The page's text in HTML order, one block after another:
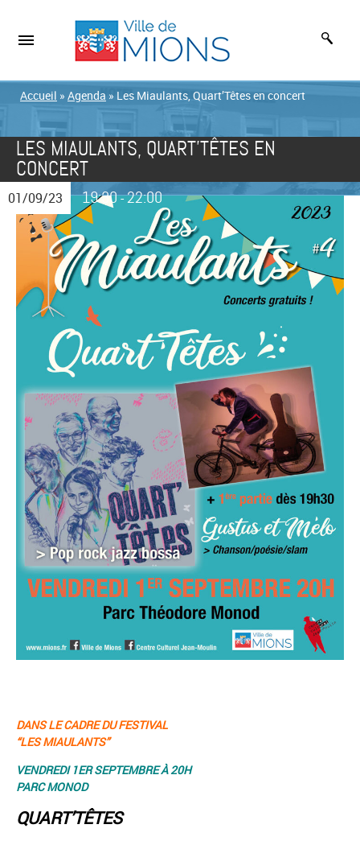
Accueil » Agenda » Les Miaulants, Quart’Têtes en concert
LES MIAULANTS, QUART’TÊTES EN
CONCERT
01/09/23 19:30-22:00
DANS LE CADRE DU FESTIVAL
“LES MIAULANTS”
VENDREDI 1ER SEPTEMBRE À 20H
PARC MONOD
QUART’TÊTES